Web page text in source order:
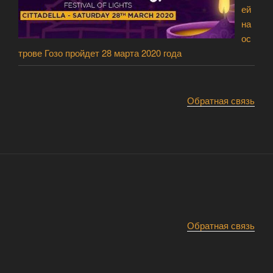
ей
на
ос
трове Гозо пройдет 28 марта 2020 года
Обратная связь
Обратная связь